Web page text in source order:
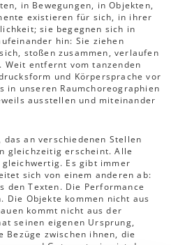
in Bewegungen, in Objekten,
existieren für sich, in ihrer
sie begegnen sich in
hin: Sie ziehen
stoßen zusammen, verlaufen
Weit entfernt vom tanzenden
und Körpersprache vor
in unseren Raumchoreographien
ausstellen und miteinander
an verschiedenen Stellen
gleichzeitig erscheint. Alle
Es gibt immer
sich von einem anderen ab:
den Texten. Die Performance
Die Objekte kommen nicht aus
kommt nicht aus der
seinen eigenen Ursprung,
zwischen ihnen, die